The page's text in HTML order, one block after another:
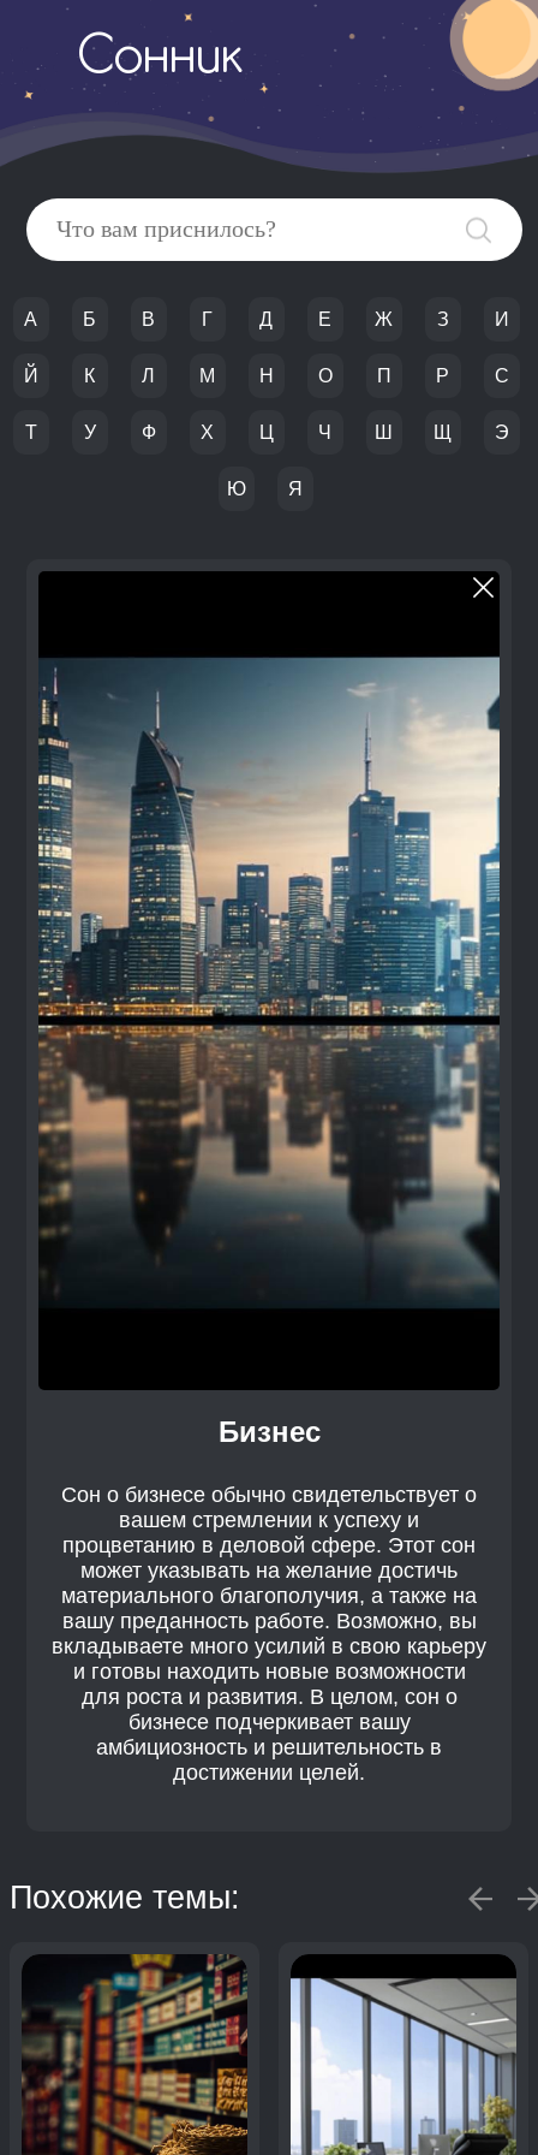
Сонник
А Б В Г Д Е Ж З И
Й К Л М Н О П Р С
Т У Ф Х Ц Ч Ш Щ Э
Ю Я
Бизнес
Сон о бизнесе обычно свидетельствует о
вашем стремлении к успеху и
процветанию в деловой сфере. Этот сон
может указывать на желание достичь
материального благополучия, а также на
вашу преданность работе. Возможно, вы
вкладываете много усилий в свою карьеру
и готовы находить новые возможности
для роста и развития. В целом, сон о
бизнесе подчеркивает вашу
амбициозность и решительность в
достижении целей.
Похожие темы: